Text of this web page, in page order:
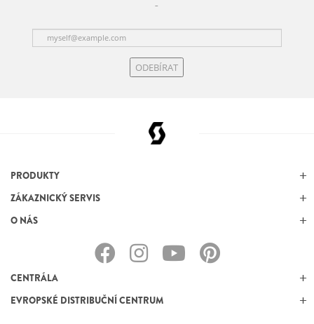
ODEBÍRAT
PRODUKTY
ZÁKAZNICKÝ SERVIS
O NÁS
CENTRÁLA
EVROPSKÉ DISTRIBUČNÍ CENTRUM